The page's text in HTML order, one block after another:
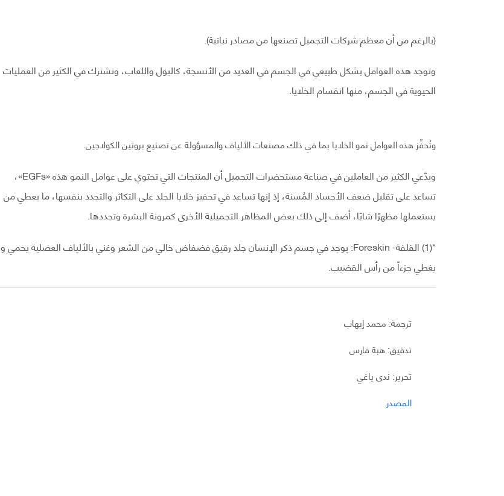
(بالرغم من أن معظم شركات التجميل تصنعها من مصادر نباتية).
وتوجد هذه العوامل بشكل طبيعي في الجسم في العديد من الأنسجة، كالبول واللعاب، وتشترك في الكثير من العمليات
الحيوية في الجسم، منها انقسام الخلايا.
وتُحفِّز هذه العوامل نمو الخلايا بما في ذلك مصنعات الألياف والمسؤولة عن تصنيع بروتين الكولاجين.
ويدَّعي الكثير من العاملين في صناعة مستحضرات التجميل أن المنتجات التي تحتوي على عوامل النمو هذه «EGFs»،
تساعد على تقليل ضعف الأجساد المُسنة، إذ إنها تساعد في تحفيز خلايا الجلد على التكاثر والتجدد بنفسها، ما يعطي من
يستعملها مظهرًا شابًا، أضف إلى ذلك بعض المظاهر التجميلية الأخرى كمرونة البشرة وتجددها.
*(1) القلفة- Foreskin: يوجد في جسم ذكر الإنسان جلد رقيق فضفاض خالي من الشعر وغني بالألياف العضلية يحمي و
يغطي جزءاً من رأس القضيب.
ترجمة: محمد إيهاب
تدقيق: هبة فارس
تحرير: ندى ياغي
المصدر